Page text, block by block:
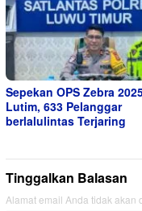
Sepekan OPS Zebra
Lutim, 633 Pelanggar
berlalulintas Terjaring
Tinggalkan Balasan
Alamat email Anda tidak akan